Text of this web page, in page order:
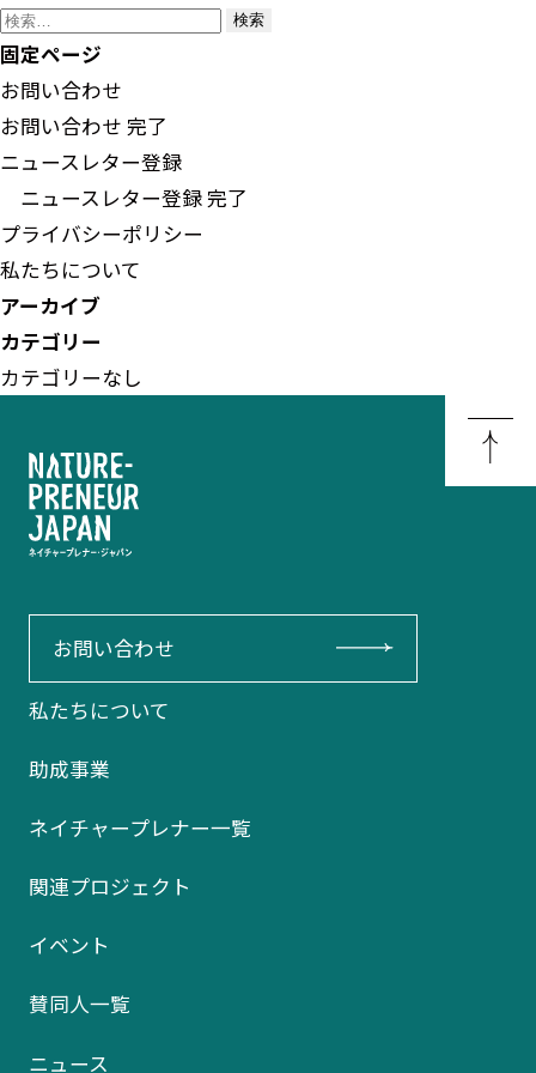
検
索:
固定ページ
お問い合わせ
お問い合わせ 完了
ニュースレター登録
ニュースレター登録 完了
プライバシーポリシー
私たちについて
アーカイブ
カテゴリー
カテゴリーなし
お問い合わせ
私たちについて
助成事業
ネイチャープレナー一覧
関連プロジェクト
イベント
賛同人一覧
ニュース